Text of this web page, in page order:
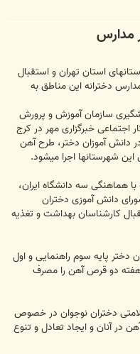
مدارس
استان تهران و استقبال
دخترانه این مناطق به
سازمان آموزش و پرورش
اجتماعی خبرگزاری مهر در کرج
دانش آموزان دختر، طرح آهن
هماهنگی سه دانشگاه ایران،
دانش آموزی دختران
کارشناسان بهداشت و تغذیه
دختر پایه سوم راهنمایی و اول
دو قرص آهن را مصرف
دختران نوجوان در خصوص
در آنان و ایجاد تعادل و تنوع